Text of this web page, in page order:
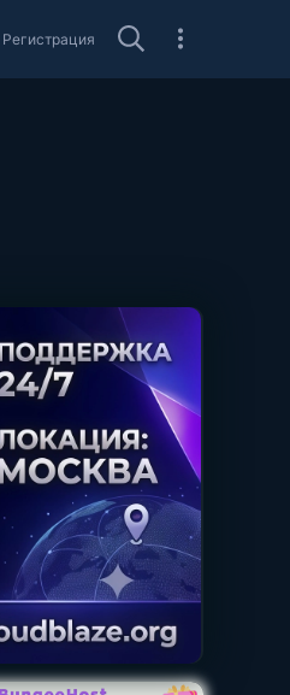
Регистрация